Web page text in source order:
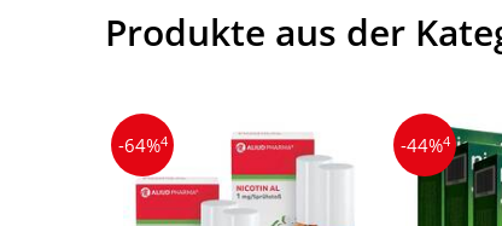
Produkte aus der
-64%4 -44%4